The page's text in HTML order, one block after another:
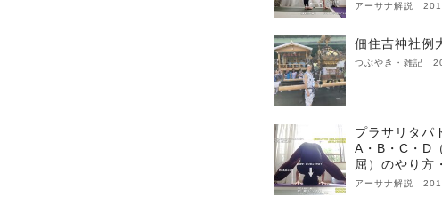
アーサナ解説
佃住吉神社例
つぶやき・雑記
プラサリタパ
A・B・C・D
屈）のやり方
アーサナ解説